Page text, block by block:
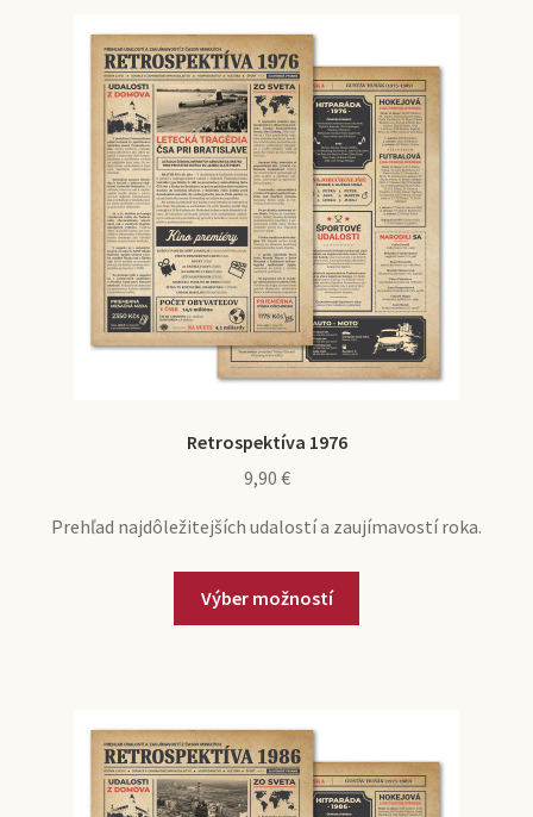
Retrospektíva 1976
9,90 €
Prehľad najdôležitejších udalostí a zaujímavostí roka.
Výber možností